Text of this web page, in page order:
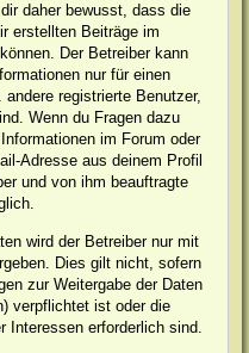
daher bewusst, dass die
erstellten Beiträge im
Der Betreiber kann
nur für einen
registrierte Benutzer,
Wenn du Fragen dazu
im Forum oder
Adresse aus deinem Profil
und von ihm beauftragte
wird der Betreiber nur mit
Dies gilt nicht, sofern
zur Weitergabe der Daten
verpflichtet ist oder die
Interessen erforderlich sind.